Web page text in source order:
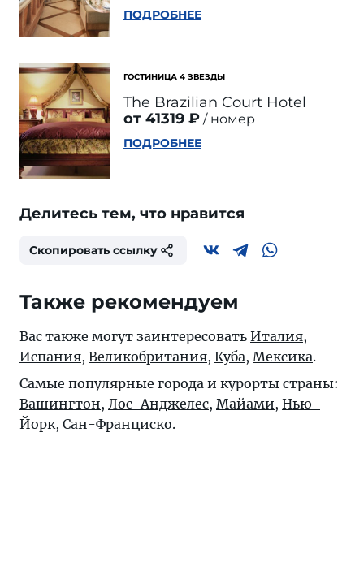
ПОДРОБНЕЕ
ГОСТИНИЦА 4 ЗВЕЗДЫ
The Brazilian Court Hotel
от 41319 ₽
номер
ПОДРОБНЕЕ
Делитесь тем, что нравится
Скопировать ссылку
Также рекомендуем
Вас также могут заинтересовать Италия,
Испания, Великобритания, Куба, Мексика.
Самые популярные города и курорты страны:
Вашингтон, Лос-Анджелес, Майами, Нью-
Йорк, Сан-Франциско.